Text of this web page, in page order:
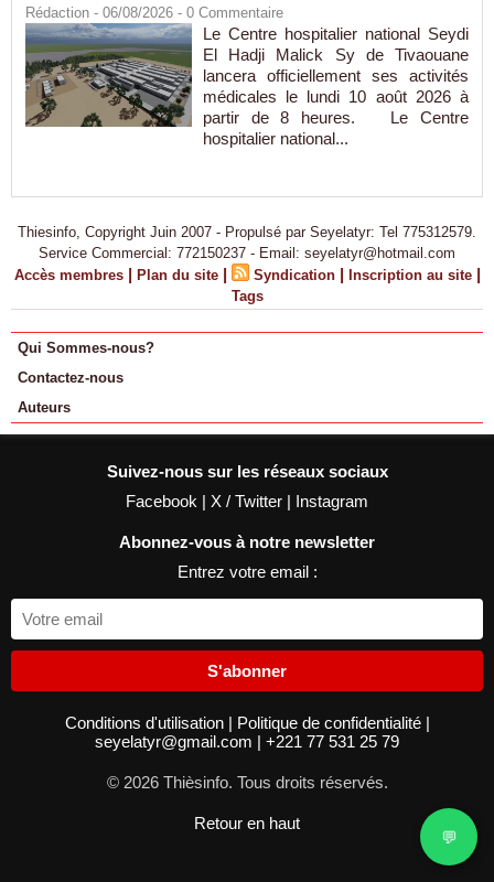
Rédaction - 06/08/2026 - 0 Commentaire
Le Centre hospitalier national Seydi
El Hadji Malick Sy de Tivaouane
lancera officiellement ses activités
médicales le lundi 10 août 2026 à
partir de 8 heures. Le Centre
hospitalier national...
Thiesinfo, Copyright Juin 2007 - Propulsé par Seyelatyr: Tel 775312579.
Service Commercial: 772150237 - Email: seyelatyr@hotmail.com
Accès membres | Plan du site | Syndication | Inscription au site |
Tags
Qui Sommes-nous?
Contactez-nous
Auteurs
Suivez-nous sur les réseaux sociaux
Facebook | X / Twitter | Instagram
Abonnez-vous à notre newsletter
Entrez votre email :
S'abonner
Conditions d'utilisation | Politique de confidentialité |
seyelatyr@gmail.com | +221 77 531 25 79
© 2026 Thièsinfo. Tous droits réservés.
Retour en haut
💬